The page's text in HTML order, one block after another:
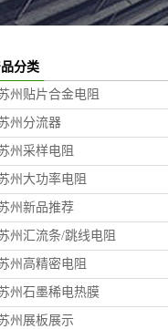
分类
州贴片合金电阻
州分流器
州采样电阻
州大功率电阻
州新品推荐
州汇流条/跳线电阻
州高精密电阻
州石墨稀电热膜
州展板展示